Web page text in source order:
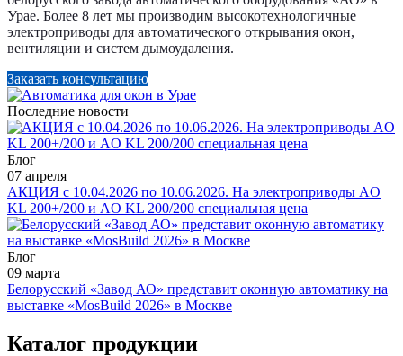
Урае. Более 8 лет мы производим высокотехнологичные
электроприводы для автоматического открывания окон,
вентиляции и систем дымоудаления.
Заказать консультацию
Последние новости
Блог
07 апреля
АКЦИЯ с 10.04.2026 по 10.06.2026. На электроприводы AO
KL 200+/200 и AO KL 200/200 специальная цена
Блог
09 марта
Белорусский «Завод АО» представит оконную автоматику на
выставке «MosBuild 2026» в Москве
Каталог продукции